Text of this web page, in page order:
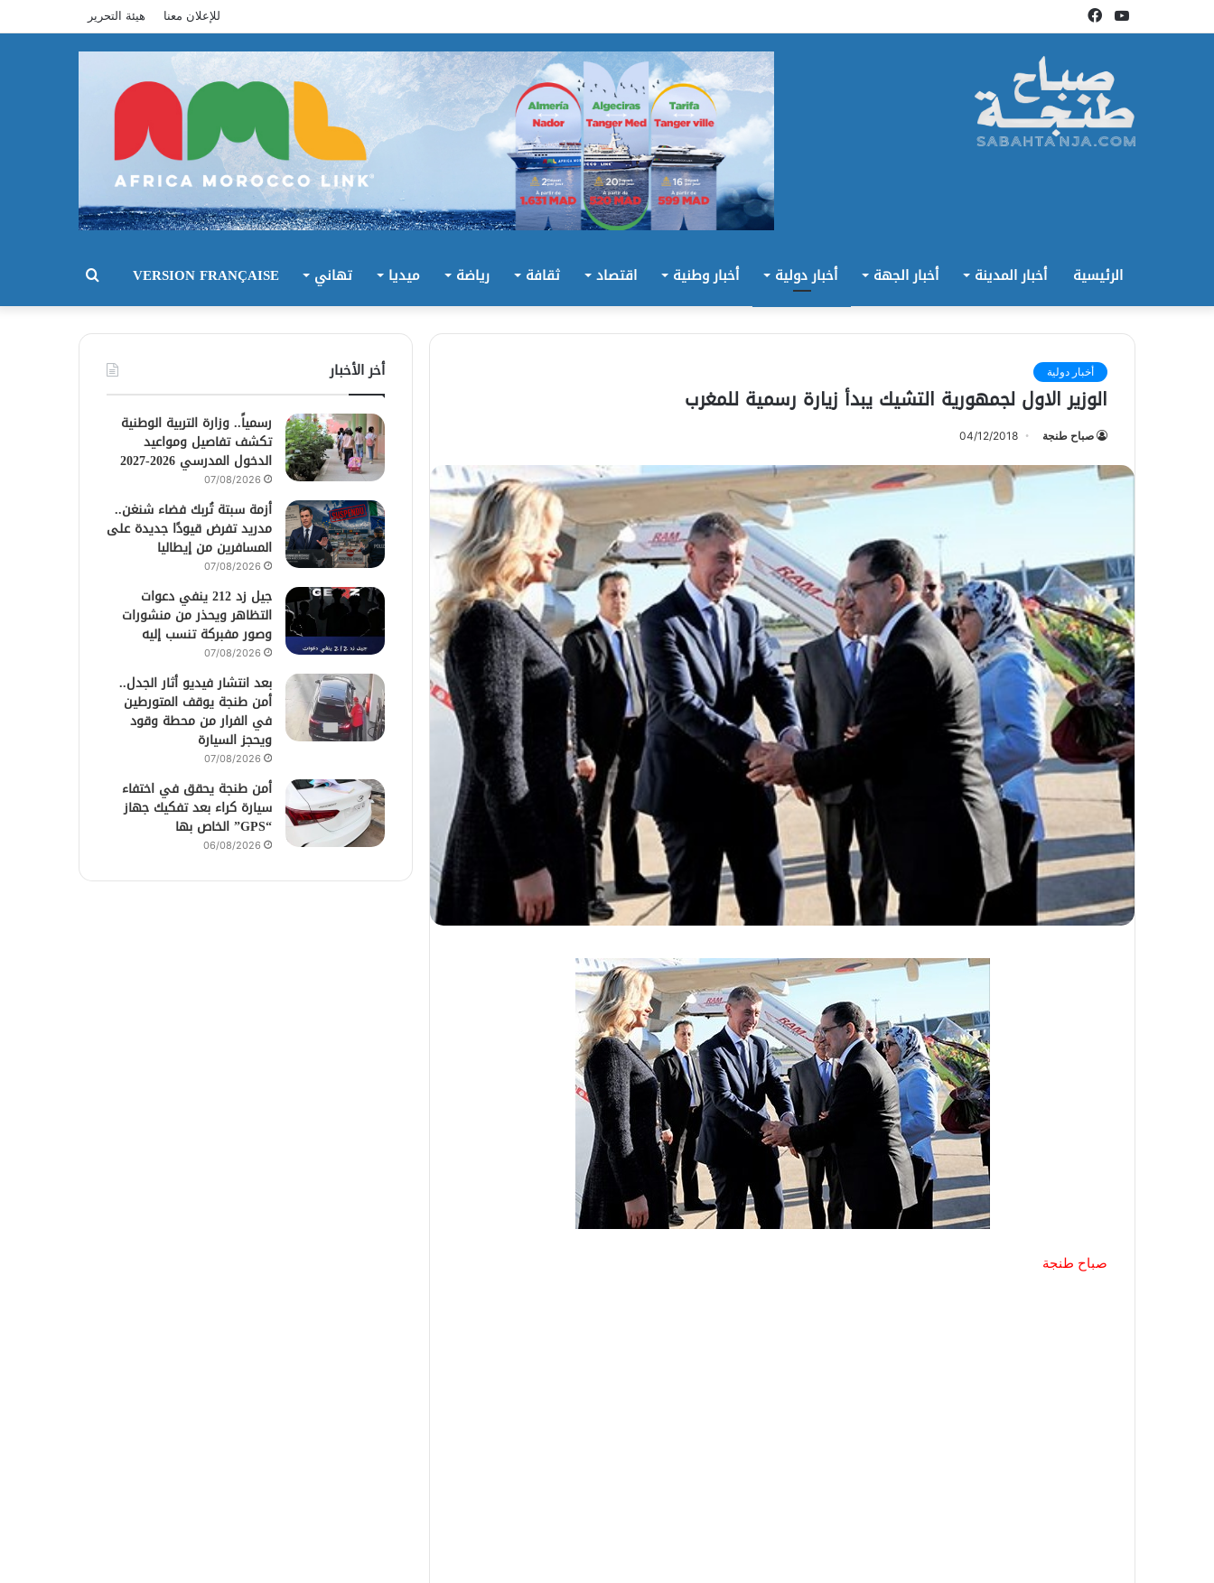
فيسبوكيوتيوب للإعلان معنا هيئة التحرير
الرئيسية أخبار المدينة أخبار الجهة أخبار دولية أخبار وطنية اقتصاد ثقافة رياضة ميديا تهاني VERSION FRANÇAISE بحث
أخبار دولية
الوزير الاول لجمهورية التشيك يبدأ زيارة رسمية للمغرب
صباح طنجة 04/12/2018
صباح طنجة
أخر الأخبار
رسمياً.. وزارة التربية الوطنية
تكشف تفاصيل ومواعيد
الدخول المدرسي 2026-2027
07/08/2026
أزمة سبتة تُربك فضاء شنغن..
مدريد تفرض قيودًا جديدة على
المسافرين من إيطاليا
07/08/2026
جيل زد 212 ينفي دعوات
التظاهر ويحذر من منشورات
وصور مفبركة تنسب إليه
07/08/2026
بعد انتشار فيديو أثار الجدل..
أمن طنجة يوقف المتورطين
في الفرار من محطة وقود
ويحجز السيارة
07/08/2026
أمن طنجة يحقق في اختفاء
سيارة كراء بعد تفكيك جهاز
“GPS” الخاص بها
06/08/2026